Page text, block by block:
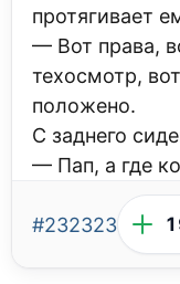
протягивает
— Вот права,
техосмотр,
положено.
С заднего
— Пап, а где
#232323